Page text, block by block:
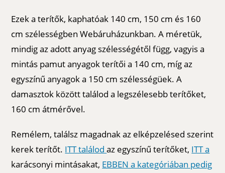
Ezek a terítők, kaphatóak 140 cm, 150 cm és 160
cm szélességben Webáruházunkban. A méretük,
mindig az adott anyag szélességétől függ, vagyis a
mintás pamut anyagok terítői a 140 cm, míg az
egyszínű anyagok a 150 cm szélességüek. A
damasztok között találod a legszélesebb terítőket,
160 cm átmérővel.
Remélem, találsz magadnak az elképzelésed szerint
kerek terítőt. ITT találodaz egyszínű terítőket, ITT a
karácsonyi mintásakat, EBBEN a kategóriában pedig